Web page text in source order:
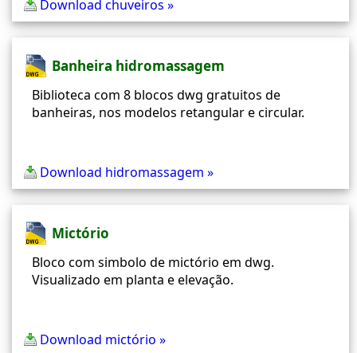
Download chuveiros »
Banheira hidromassagem
Biblioteca com 8 blocos dwg gratuitos de
banheiras, nos modelos retangular e circular.
Download hidromassagem »
Mictório
Bloco com simbolo de mictório em dwg.
Visualizado em planta e elevação.
Download mictório »